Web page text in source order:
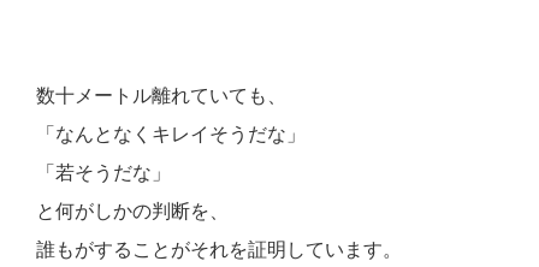
数十メートル離れていても、
「なんとなくキレイそうだな」
「若そうだな」
と何がしかの判断を、
誰もがすることがそれを証明しています。